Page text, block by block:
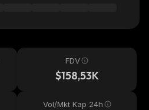
FDV
$158,53K
Vol/Mkt Kap 24h